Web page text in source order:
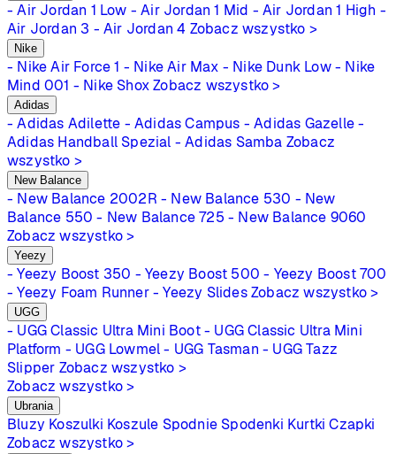
- Air Jordan 1 Low - Air Jordan 1 Mid - Air Jordan 1 High -
Air Jordan 3 - Air Jordan 4 Zobacz wszystko >
Nike
- Nike Air Force 1 - Nike Air Max - Nike Dunk Low - Nike
Mind 001 - Nike Shox Zobacz wszystko >
Adidas
- Adidas Adilette - Adidas Campus - Adidas Gazelle -
Adidas Handball Spezial - Adidas Samba Zobacz
wszystko >
New Balance
- New Balance 2002R - New Balance 530 - New
Balance 550 - New Balance 725 - New Balance 9060
Zobacz wszystko >
Yeezy
- Yeezy Boost 350 - Yeezy Boost 500 - Yeezy Boost 700
- Yeezy Foam Runner - Yeezy Slides Zobacz wszystko >
UGG
- UGG Classic Ultra Mini Boot - UGG Classic Ultra Mini
Platform - UGG Lowmel - UGG Tasman - UGG Tazz
Slipper Zobacz wszystko >
Zobacz wszystko >
Ubrania
Bluzy Koszulki Koszule Spodnie Spodenki Kurtki Czapki
Zobacz wszystko >